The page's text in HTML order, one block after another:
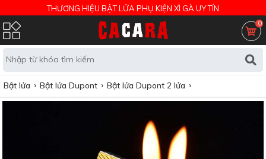
THƯƠNG HIỆU BẬT LỬA PHỤ KIỆN XÌ GÀ UY TÍN
0
Bật lửa Bật lửa Dupont Bật lửa Dupont 2 lửa